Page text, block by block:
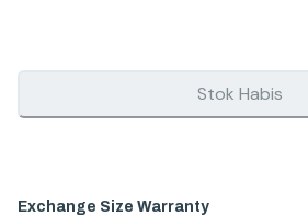
Stok Habis
Exchange Size Warranty